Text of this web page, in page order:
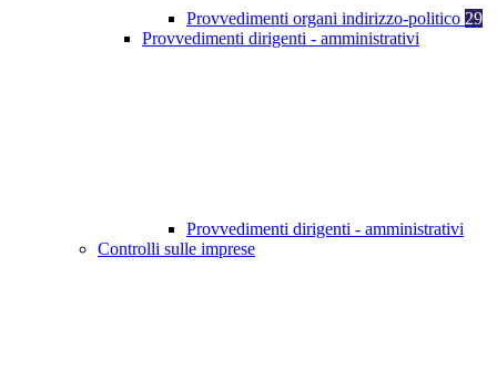
Provvedimenti organi indirizzo-politico 29
Provvedimenti dirigenti - amministrativi
Provvedimenti dirigenti - amministrativi
Controlli sulle imprese